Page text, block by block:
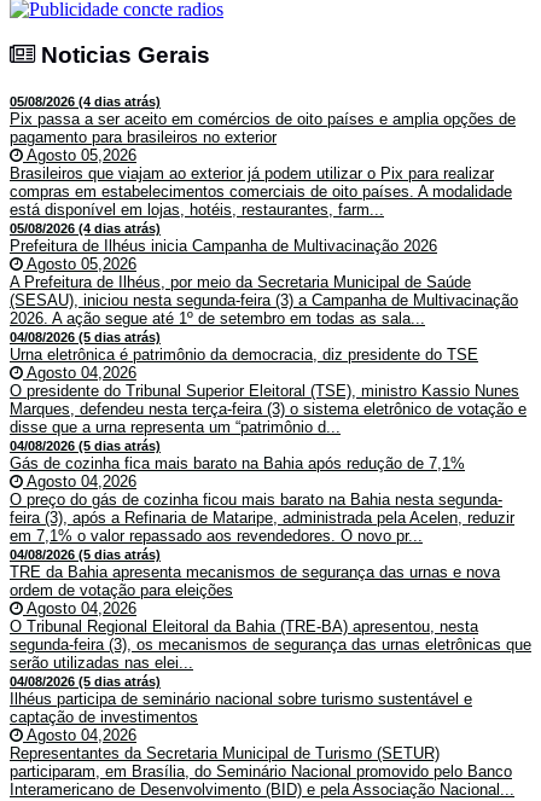
Noticias Gerais
05/08/2026 (4 dias atrás)
Pix passa a ser aceito em comércios de oito países e amplia opções de
pagamento para brasileiros no exterior
Agosto 05,2026
Brasileiros que viajam ao exterior já podem utilizar o Pix para realizar
compras em estabelecimentos comerciais de oito países. A modalidade
está disponível em lojas, hotéis, restaurantes, farm...
05/08/2026 (4 dias atrás)
Prefeitura de Ilhéus inicia Campanha de Multivacinação 2026
Agosto 05,2026
A Prefeitura de Ilhéus, por meio da Secretaria Municipal de Saúde
(SESAU), iniciou nesta segunda-feira (3) a Campanha de Multivacinação
2026. A ação segue até 1º de setembro em todas as sala...
04/08/2026 (5 dias atrás)
Urna eletrônica é patrimônio da democracia, diz presidente do TSE
Agosto 04,2026
O presidente do Tribunal Superior Eleitoral (TSE), ministro Kassio Nunes
Marques, defendeu nesta terça-feira (3) o sistema eletrônico de votação e
disse que a urna representa um “patrimônio d...
04/08/2026 (5 dias atrás)
Gás de cozinha fica mais barato na Bahia após redução de 7,1%
Agosto 04,2026
O preço do gás de cozinha ficou mais barato na Bahia nesta segunda-
feira (3), após a Refinaria de Mataripe, administrada pela Acelen, reduzir
em 7,1% o valor repassado aos revendedores. O novo pr...
04/08/2026 (5 dias atrás)
TRE da Bahia apresenta mecanismos de segurança das urnas e nova
ordem de votação para eleições
Agosto 04,2026
O Tribunal Regional Eleitoral da Bahia (TRE-BA) apresentou, nesta
segunda-feira (3), os mecanismos de segurança das urnas eletrônicas que
serão utilizadas nas elei...
04/08/2026 (5 dias atrás)
Ilhéus participa de seminário nacional sobre turismo sustentável e
captação de investimentos
Agosto 04,2026
Representantes da Secretaria Municipal de Turismo (SETUR)
participaram, em Brasília, do Seminário Nacional promovido pelo Banco
Interamericano de Desenvolvimento (BID) e pela Associação Nacional...